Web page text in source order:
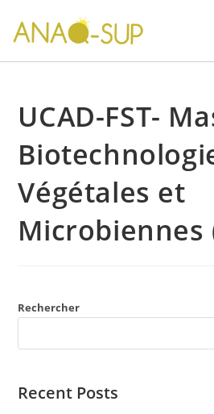
UCAD-FST-
Végétales et
Microbiennes
Rechercher
Recent Posts